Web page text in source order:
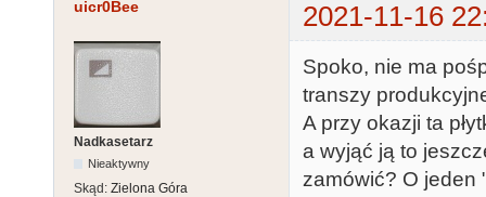
uicr0Bee 2021-11-16
Nadkasetarz
Nieaktywny
Skąd: Zielona Góra
Spoko, nie ma
transzy
A przy okazji ta
a wyjąć ją to
zamówić? O jeden